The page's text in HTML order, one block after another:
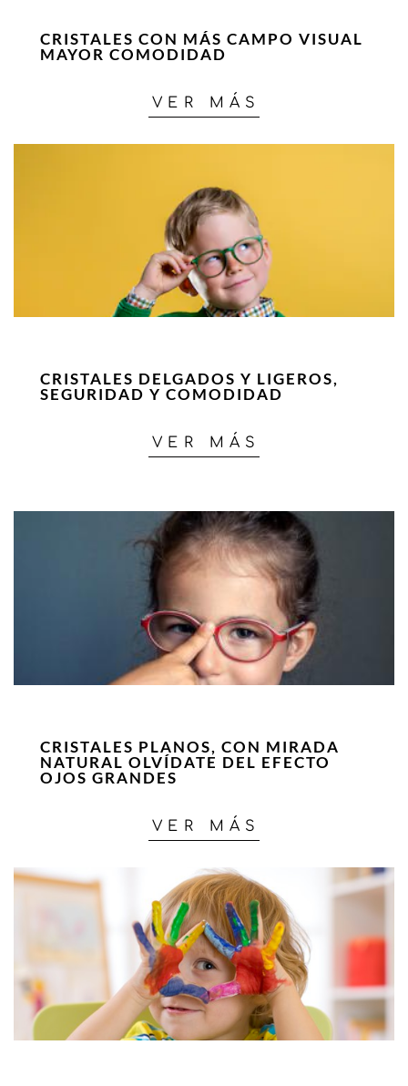
CRISTALES CON MÁS CAMPO VISUAL
MAYOR COMODIDAD
VER MÁS
CRISTALES DELGADOS Y LIGEROS,
SEGURIDAD Y COMODIDAD
VER MÁS
CRISTALES PLANOS, CON MIRADA
NATURAL OLVÍDATE DEL EFECTO
OJOS GRANDES
VER MÁS